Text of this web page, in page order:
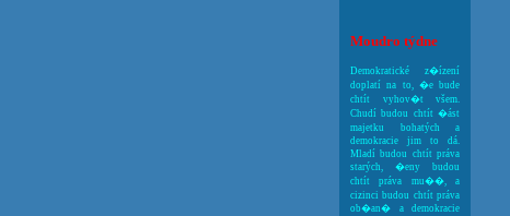
Moudro týdne
Demokratické z�ízení
doplatí na to, �e bude
chtít vyhov�t všem.
Chudí budou chtít �ást
majetku bohatých a
demokracie jim to dá.
Mladí budou chtít práva
starých, �eny budou
chtít práva mu��, a
cizinci budou chtít práva
ob�an� a demokracie